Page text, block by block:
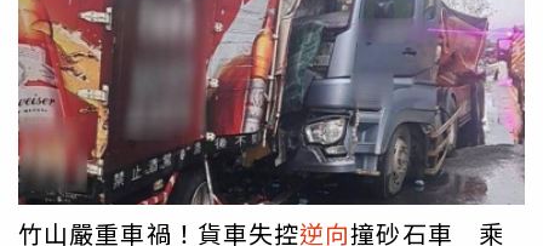
仍須透過監視器畫面、車輛跡證及相關證據進一步確認。據
了解，不幸身亡的許姓女子是七股在地居民，疑似領有身心
障礙證明，平時受雇協助處理蚵仔工作，藉此分擔家中經濟
負擔。與她共事十多年的工友表示，許女工作勤奮、待人和
善，平日與同事相處融洽，當天原本只是暫時起身走到路
旁，疑似準備丟棄物品或短暫移動，卻在毫無防備的情況下
遭車輛撞擊，根本來不及閃避，消息傳出後令家屬及同事悲
痛萬分。警方也再次提醒民眾，長途駕車前務必保持充足睡
竹山嚴重車禍！貨車失控逆向撞砂石車 乘